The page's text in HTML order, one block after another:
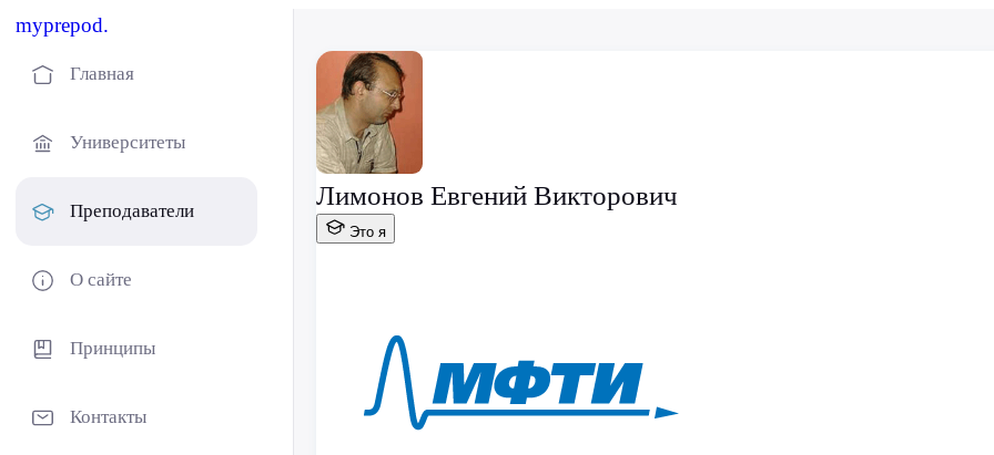
myprepod.
Главная
Университеты
Преподаватели
О сайте
Принципы
Контакты
Лимонов Евгений Викторович
Это я